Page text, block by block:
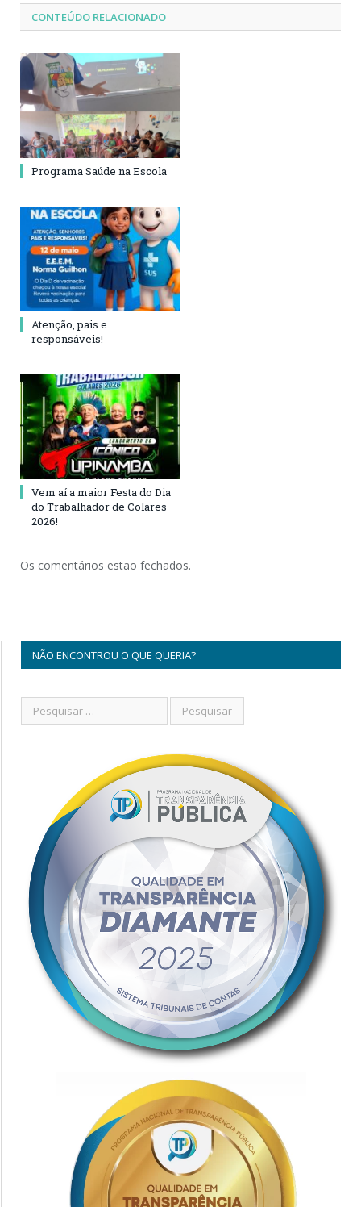
CONTEÚDO RELACIONADO
Programa Saúde na Escola
Atenção, pais e
responsáveis!
Vem aí a maior Festa do Dia
do Trabalhador de Colares
2026!
Os comentários estão fechados.
NÃO ENCONTROU O QUE QUERIA?